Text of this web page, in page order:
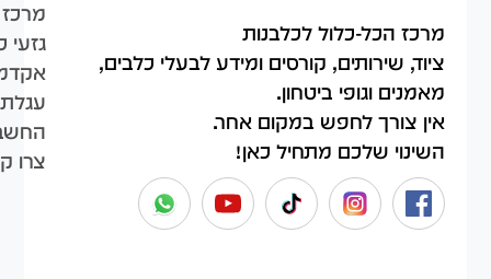
מרכז הכל-כלול לכלבנות
ציוד, שירותים, קורסים ומידע לבעלי כלבים,
מאמנים וגופי ביטחון.
אין צורך לחפש במקום אחר.
השינוי שלכם מתחיל כאן!
גזעי
עגלת
צרו